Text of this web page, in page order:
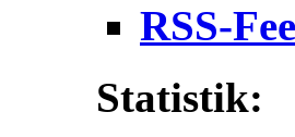
RSS-
Statistik: